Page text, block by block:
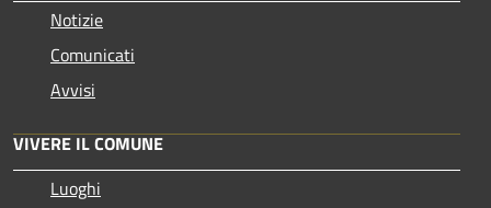
Notizie
Comunicati
Avvisi
VIVERE IL COMUNE
Luoghi